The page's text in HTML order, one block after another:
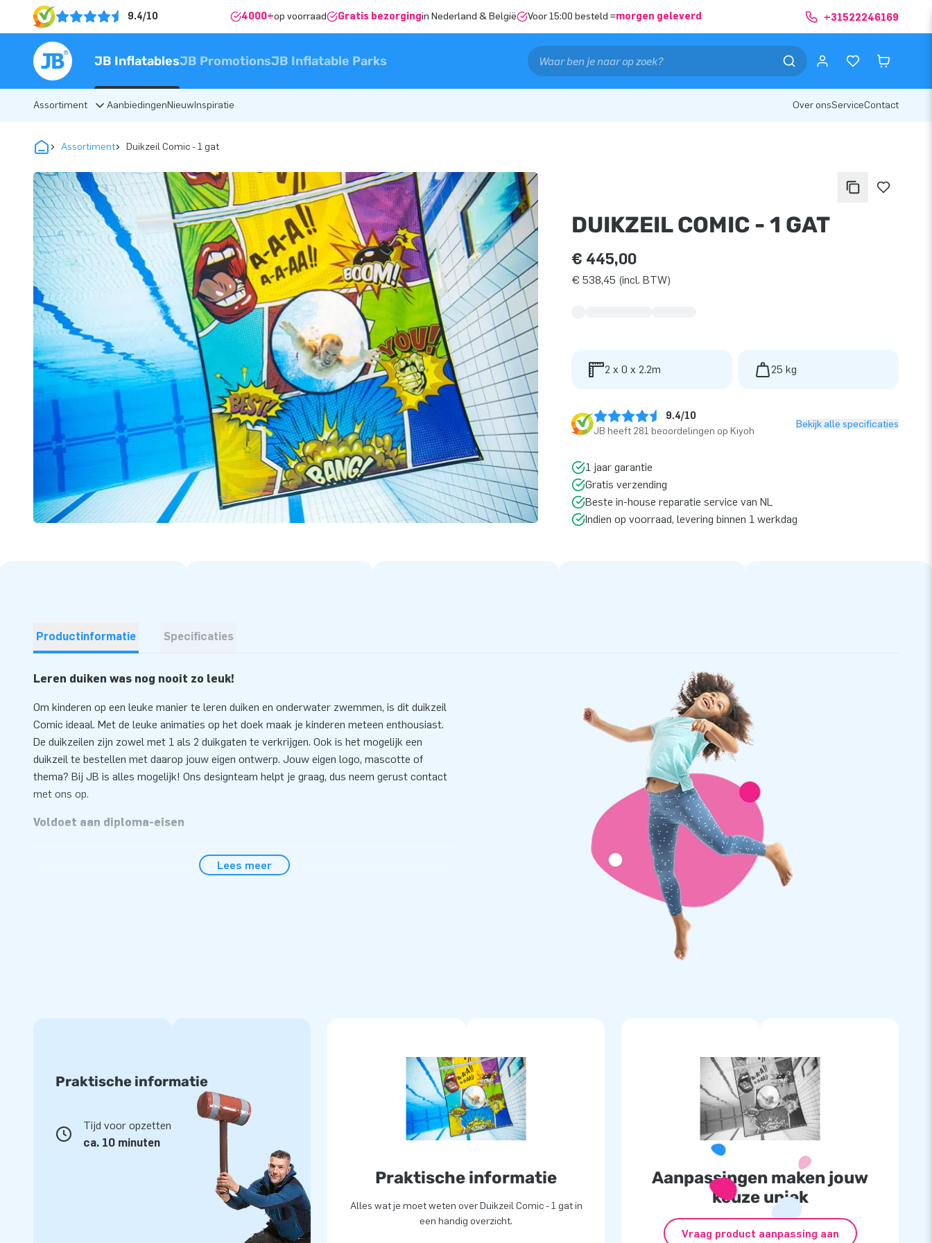
9.4/10 4000+op voorraad Gratis bezorgingin Nederland & België Voor 15:00 besteld =morgen geleverd +31522246169
JB InflatablesJB PromotionsJB Inflatable Parks
Assortiment AanbiedingenNieuwInspiratie Over onsServiceContact
Assortiment Duikzeil Comic - 1 gat
DUIKZEIL COMIC - 1 GAT
€ 445,00
€ 538,45 (incl. BTW)
2 x 0 x 2.2m 25 kg
9.4/10
JB heeft 281 beoordelingen op Kiyoh
Bekijk alle specificaties
1 jaar garantie
Gratis verzending
Beste in-house reparatie service van NL
Indien op voorraad, levering binnen 1 werkdag
Productinformatie Specificaties
Leren duiken was nog nooit zo leuk!
Om kinderen op een leuke manier te leren duiken en onderwater zwemmen, is dit duikzeil
Comic ideaal. Met de leuke animaties op het doek maak je kinderen meteen enthousiast.
De duikzeilen zijn zowel met 1 als 2 duikgaten te verkrijgen. Ook is het mogelijk een
duikzeil te bestellen met daarop jouw eigen ontwerp. Jouw eigen logo, mascotte of
thema? Bij JB is alles mogelijk! Ons designteam helpt je graag, dus neem gerust contact
met ons op.
Voldoet aan diploma-eisen
iedereen te gebruiken zijn. Het duikzeil voldoet bovendien aan de diploma-eisen. Door de
Koop dit handige duikzeil voor in jouw zwembad en laat kinderen op een leuke manier
kennismaken met onder water zwemmen!
Meer dan 15.000 klanten kozen ook voor JB
JB laat al meer dan 15 jaar mensen wereldwijd een gat in de lucht springen. Vaak letterlijk.
Ons team van designers, ontwikkelaars en logistiek medewerkers levert unieke
opblaasattracties op grootse wijze! Klanten zijn verzekerd van onze professionele
service en levering. Zij noemen ons niet voor niets ook wel ‘creators of greatness’.
Lees meer
Praktische informatie
Tijd voor opzetten
ca. 10 minuten
Praktische informatie
Alles wat je moet weten over Duikzeil Comic - 1 gat in
een handig overzicht.
Aanpassingen maken jouw
keuze uniek
Vraag product aanpassing aan